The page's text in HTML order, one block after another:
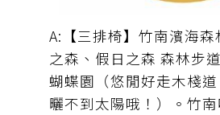
A:【三排椅】竹南濱海
之森、假日之森 森林步
蝴蝶園（悠閒好走木棧道
曬不到太陽哦！）。竹